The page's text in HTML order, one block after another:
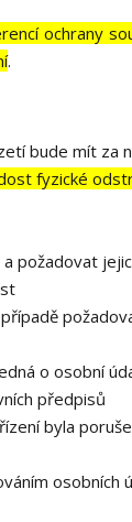
ochrany
.
bude mít za
fyzické
požadovat
o osobní
předpisů
byla
osobních